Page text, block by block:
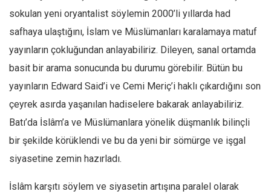
Düşünce
Dosyalar
sokulan yeni oryantalist söylemin 2000’li yıllarda had
safhaya ulaştığını, İslam ve Müslümanları karalamaya matuf
yayınların çokluğundan anlayabiliriz. Dileyen, sanal ortamda
basit bir arama sonucunda bu durumu görebilir. Bütün bu
yayınların Edward Said’i ve Cemi Meriç’i haklı çıkardığını son
çeyrek asırda yaşanılan hadiselere bakarak anlayabiliriz.
Batı’da İslâm’a ve Müslümanlara yönelik düşmanlık bilinçli
bir şekilde körüklendi ve bu da yeni bir sömürge ve işgal
siyasetine zemin hazırladı.
İslâm karşıtı söylem ve siyasetin artışına paralel olarak